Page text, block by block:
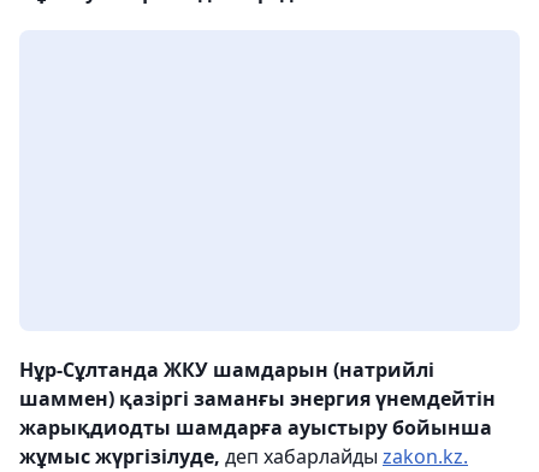
Нұр-Сұлтанда ЖКУ шамдарын (натрийлі
шаммен) қазіргі заманғы энергия үнемдейтін
жарықдиодты шамдарға ауыстыру бойынша
жұмыс жүргізілуде, деп хабарлайды zakon.kz.